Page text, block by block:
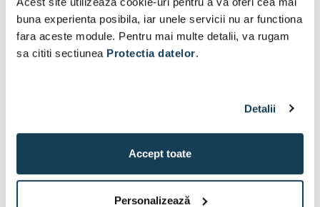
buna experienta posibila, iar unele servicii nu ar functiona
fara aceste module. Pentru mai multe detalii, va rugam
sa cititi sectiunea Protectia datelor.
Detalii
Accept toate
Personalizează